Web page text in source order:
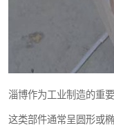
淄博作为工业制造的重
这类部件通常呈圆形或